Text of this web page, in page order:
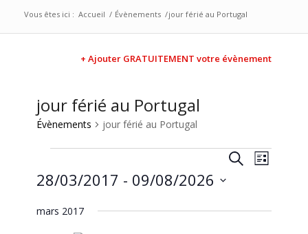
Vous êtes ici : Accueil / Évènements /jour férié au Portugal
+ Ajouter GRATUITEMENT votre évènement
jour férié au Portugal
Évènements jour férié au Portugal
et
de
Recherche
de
Liste
28/03/2017 - 09/08/2026
une
mars 2017